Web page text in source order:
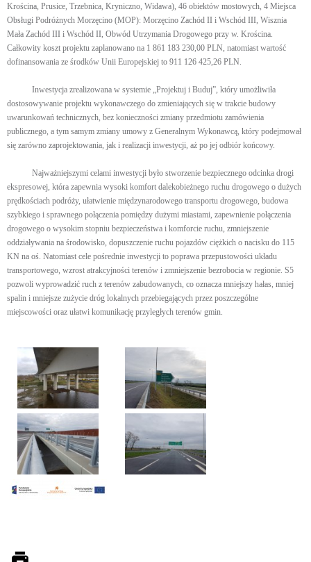
Krościna, Prusice, Trzebnica, Kryniczno, Widawa), 46 obiektów mostowych, 4 Miejsca
Obsługi Podróżnych Morzęcino (MOP): Morzęcino Zachód II i Wschód III, Wisznia
Mała Zachód III i Wschód II, Obwód Utrzymania Drogowego przy w. Krościna.
Całkowity koszt projektu zaplanowano na 1 861 183 230,00 PLN, natomiast wartość
dofinansowania ze środków Unii Europejskiej to 911 126 425,26 PLN.
Inwestycja zrealizowana w systemie „Projektuj i Buduj”, który umożliwiła
dostosowywanie projektu wykonawczego do zmieniających się w trakcie budowy
uwarunkowań technicznych, bez konieczności zmiany przedmiotu zamówienia
publicznego, a tym samym zmiany umowy z Generalnym Wykonawcą, który podejmował
się zarówno zaprojektowania, jak i realizacji inwestycji, aż po jej odbiór końcowy.
Najważniejszymi celami inwestycji było stworzenie bezpiecznego odcinka drogi
ekspresowej, która zapewnia wysoki komfort dalekobieżnego ruchu drogowego o dużych
prędkościach podróży, ułatwienie międzynarodowego transportu drogowego, budowa
szybkiego i sprawnego połączenia pomiędzy dużymi miastami, zapewnienie połączenia
drogowego o wysokim stopniu bezpieczeństwa i komforcie ruchu, zmniejszenie
oddziaływania na środowisko, dopuszczenie ruchu pojazdów ciężkich o nacisku do 115
KN na oś. Natomiast cele pośrednie inwestycji to poprawa przepustowości układu
transportowego, wzrost atrakcyjności terenów i zmniejszenie bezrobocia w regionie. S5
pozwoli wyprowadzić ruch z terenów zabudowanych, co oznacza mniejszy hałas, mniej
spalin i mniejsze zużycie dróg lokalnych przebiegających przez poszczególne
miejscowości oraz ułatwi komunikację przyległych terenów gmin.